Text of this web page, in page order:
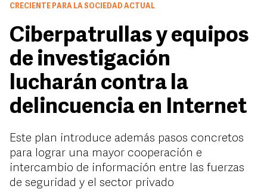
CRECIENTE PARA LA SOCIEDAD ACTUAL
Ciberpatrullas y equipos
de investigación
lucharán contra la
delincuencia en Internet
Este plan introduce además pasos concretos
para lograr una mayor cooperación e
intercambio de información entre las fuerzas
de seguridad y el sector privado